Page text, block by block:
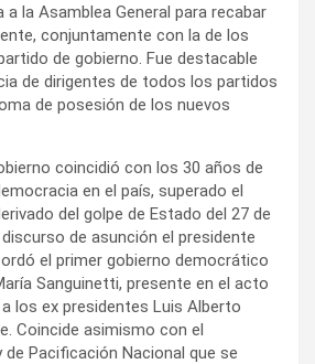
a la Asamblea General para recabar
conjuntamente con la de los
de gobierno. Fue destacable
de dirigentes de todos los partidos
de posesión de los nuevos
coincidió con los 30 años de
en el país, superado el
del golpe de Estado del 27 de
de asunción el presidente
el primer gobierno democrático
Sanguinetti, presente en el acto
los ex presidentes Luis Alberto
Coincide asimismo con el
de Pacificación Nacional que se